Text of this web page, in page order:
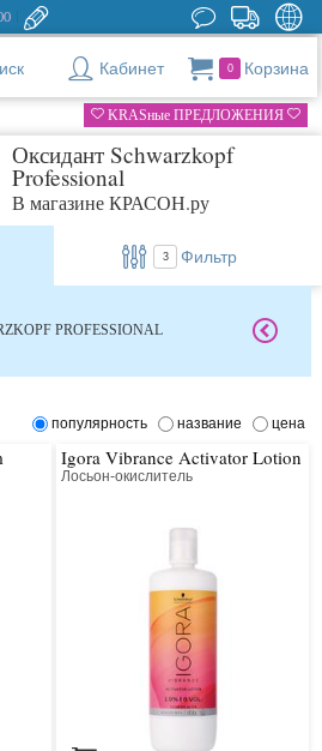
Кабинет 0 Корзина
KRASные ПРЕДЛОЖЕНИЯ
Оксидант Schwarzkopf
Professional
В магазине КРАСОН.ру
3 Фильтр
PROFESSIONAL
популярность название цена
Igora Vibrance Activator Lotion
Лосьон-окислитель